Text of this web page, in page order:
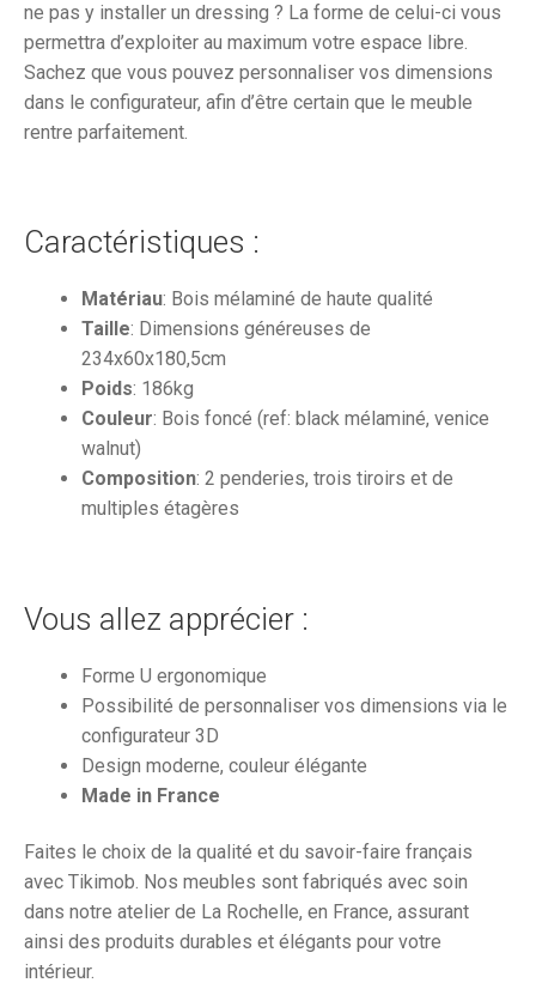
ne pas y installer un dressing ? La forme de celui-ci vous
permettra d’exploiter au maximum votre espace libre.
Sachez que vous pouvez personnaliser vos dimensions
dans le configurateur, afin d’être certain que le meuble
rentre parfaitement.
Caractéristiques :
Matériau: Bois mélaminé de haute qualité
Taille: Dimensions généreuses de
234x60x180,5cm
Poids: 186kg
Couleur: Bois foncé (ref: black mélaminé, venice
walnut)
Composition: 2 penderies, trois tiroirs et de
multiples étagères
Vous allez apprécier :
Forme U ergonomique
Possibilité de personnaliser vos dimensions via le
configurateur 3D
Design moderne, couleur élégante
Made in France
Faites le choix de la qualité et du savoir-faire français
avec Tikimob. Nos meubles sont fabriqués avec soin
dans notre atelier de La Rochelle, en France, assurant
ainsi des produits durables et élégants pour votre
intérieur.